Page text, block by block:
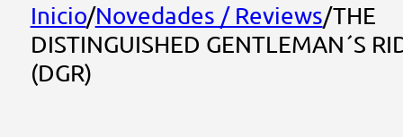
Inicio/Novedades / Reviews/THE
DISTINGUISHED GENTLEMAN´S
(DGR)